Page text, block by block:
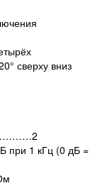
сверху вниз
при 1 кГц (0 дБ =